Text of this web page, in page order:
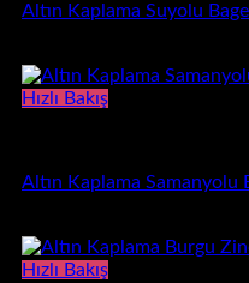
Altın Kaplama Suyolu
Hızlı Bakış
Altın Kaplama Samanyolu
Hızlı Bakış